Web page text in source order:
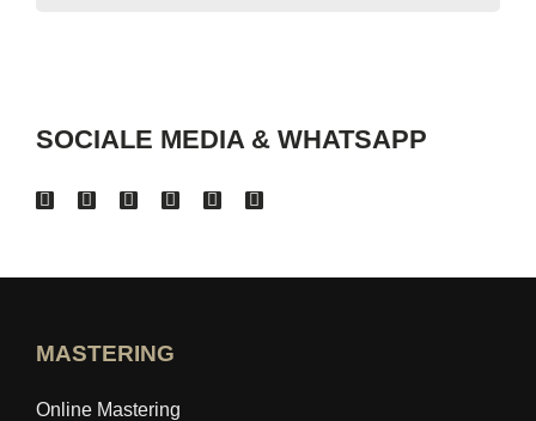
SOCIALE MEDIA & WHATSAPP
MASTERING
Online Mastering